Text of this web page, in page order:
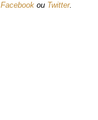
Facebook ou Twitter.